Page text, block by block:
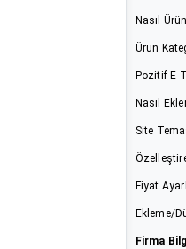
Nasıl
Ürün
Pozitif E-
Nasıl
Site
Fiyat
Ekleme/
Firma